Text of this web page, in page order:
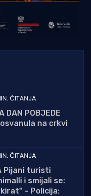
ČITANJA
DAN POBJEDE
na crkvi
ČITANJA
Pijani turisti
i smijali se:
- Policija: